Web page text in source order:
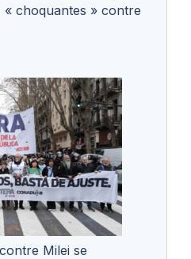
« choquantes » contre
Milei se